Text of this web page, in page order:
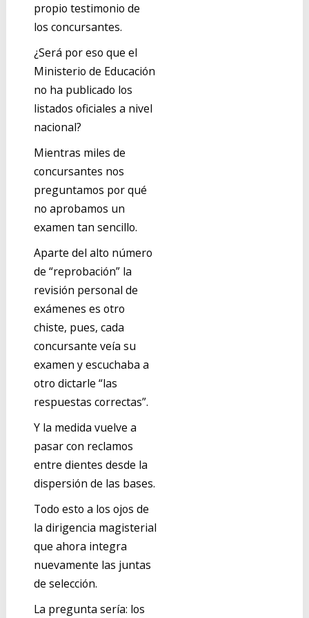
propio testimonio de
los concursantes.
¿Será por eso que el
Ministerio de Educación
no ha publicado los
listados oficiales a nivel
nacional?
Mientras miles de
concursantes nos
preguntamos por qué
no aprobamos un
examen tan sencillo.
Aparte del alto número
de “reprobación” la
revisión personal de
exámenes es otro
chiste, pues, cada
concursante veía su
examen y escuchaba a
otro dictarle “las
respuestas correctas”.
Y la medida vuelve a
pasar con reclamos
entre dientes desde la
dispersión de las bases.
Todo esto a los ojos de
la dirigencia magisterial
que ahora integra
nuevamente las juntas
de selección.
La pregunta sería: los